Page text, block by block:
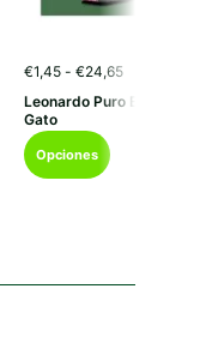
€1,45 - €24,65Rango
precios:
Leonardo Puro En Pollo
Gato
Opciones
Este
producto
opciones